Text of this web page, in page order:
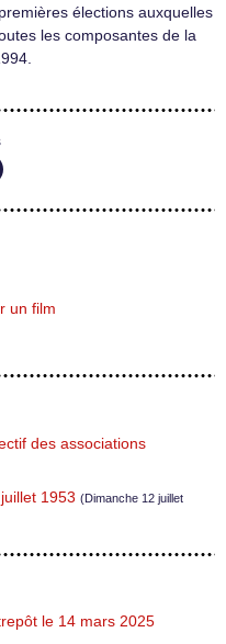
élections auxquelles
les composantes de la
un film
des associations
1953 (Dimanche 12 juillet
le 14 mars 2025